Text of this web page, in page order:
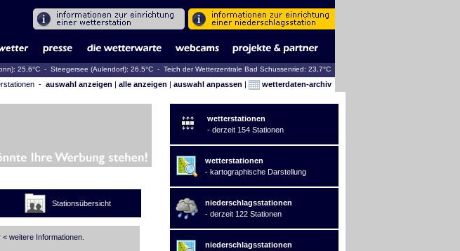
25,6°C - Steegersee (Aulendorf): 26,5°C - Teich der Wetterzentrale Bad Schussenried: 23,7°C
- auswahl anzeigen | alle anzeigen | auswahl anpassen | wetterdaten-archiv
Stationsübersicht
< weitere Informationen.
wetterstationen
- derzeit 154 Stationen
wetterstationen
- kartographische Darstellung
niederschlagsstationen
- derzeit 122 Stationen
niederschlagsstationen